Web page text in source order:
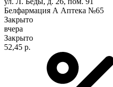
Белфармация А Аптека №65
Закрыто
вчера
Закрыто
52,45 р.